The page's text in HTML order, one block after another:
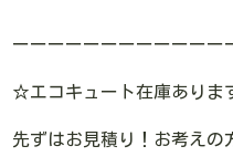
ーーーーーーーーーーーー
☆エコキュート在庫ありま
先ずはお見積り！お考えの